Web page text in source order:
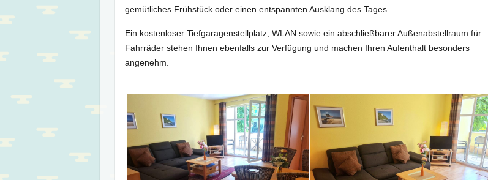
gemütliches Frühstück oder einen entspannten Ausklang des Tages.
Ein kostenloser Tiefgaragenstellplatz, WLAN sowie ein abschließbarer Außenabstellraum für
Fahrräder stehen Ihnen ebenfalls zur Verfügung und machen Ihren Aufenthalt besonders
angenehm.